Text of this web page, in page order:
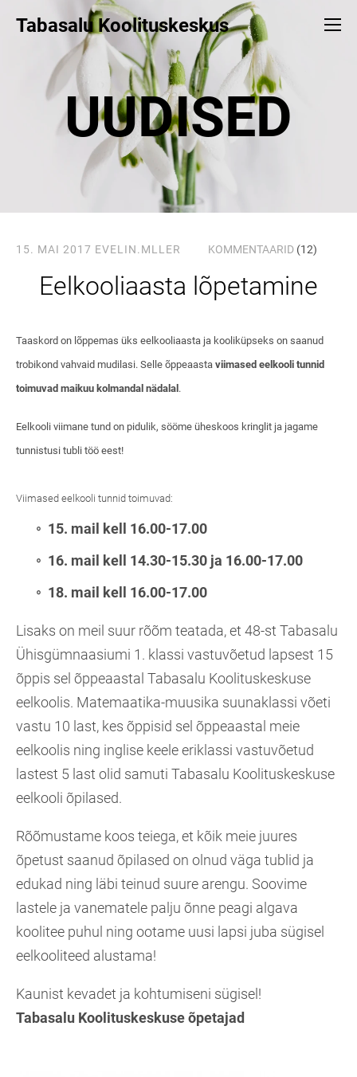
Tabasalu Koolituskeskus
UUDISED
15. MAI 2017 EVELIN.MLLER KOMMENTAARID (12)
Eelkooliaasta lõpetamine
Taaskord on lõppemas üks eelkooliaasta ja kooliküpseks on saanud
trobikond vahvaid mudilasi. Selle õppeaasta viimased eelkooli tunnid
toimuvad maikuu kolmandal nädalal .
Eelkooli viimane tund on pidulik, sööme üheskoos kringlit ja jagame
tunnistusi tubli töö eest!
Viimased eelkooli tunnid toimuvad:
15. mail kell 16.00-17.00
16. mail kell 14.30-15.30 ja 16.00-17.00
18. mail kell 16.00-17.00
Lisaks on meil suur rõõm teatada, et 48-st Tabasalu
Ühisgümnaasiumi 1. klassi vastuvõetud lapsest 15
õppis sel õppeaastal Tabasalu Koolituskeskuse
eelkoolis. Matemaatika-muusika suunaklassi võeti
vastu 10 last, kes õppisid sel õppeaastal meie
eelkoolis ning inglise keele eriklassi vastuvõetud
lastest 5 last olid samuti Tabasalu Koolituskeskuse
eelkooli õpilased.
Rõõmustame koos teiega, et kõik meie juures
õpetust saanud õpilased on olnud väga tublid ja
edukad ning läbi teinud suure arengu. Soovime
lastele ja vanematele palju õnne peagi algava
koolitee puhul ning ootame uusi lapsi juba sügisel
eelkooliteed alustama!
Kaunist kevadet ja kohtumiseni sügisel!
Tabasalu Koolituskeskuse õpetajad